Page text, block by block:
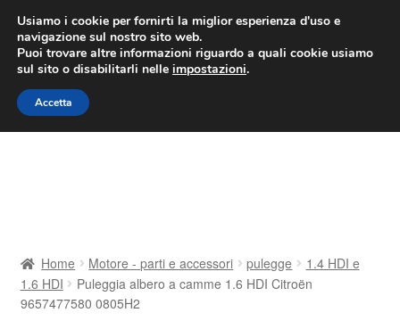
CONSEGNA da 7 EUR
Lun-Ven 9:00 - 16:00/800 580 290
Vai
alla
navigazione
Vai
al
contenuto
Consegna
Home Motore - parti e accessori pulegge
1.4 HDI e
1.6 HDI
Puleggia albero a camme 1.6 HDI Citroën
9657477580 0805H2
Usiamo i cookie per fornirti la miglior esperienza d'uso e
navigazione sul nostro sito web.
Puoi trovare altre informazioni riguardo a quali cookie usiamo
sul sito o disabilitarli nelle impostazioni.
Accetta